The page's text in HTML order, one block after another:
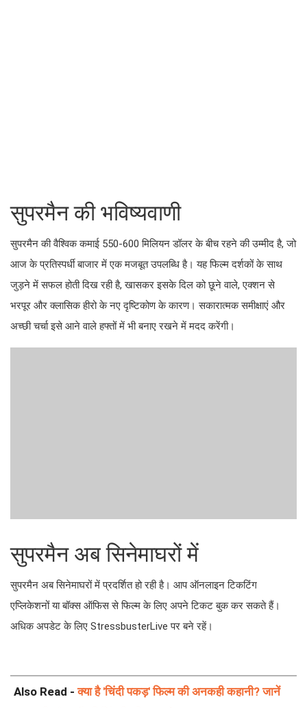
सुपरमैन की भविष्यवाणी
सुपरमैन की वैश्विक कमाई 550-600 मिलियन डॉलर के बीच रहने की उम्मीद है, जो
आज के प्रतिस्पर्धी बाजार में एक मजबूत उपलब्धि है। यह फिल्म दर्शकों के साथ
जुड़ने में सफल होती दिख रही है, खासकर इसके दिल को छूने वाले, एक्शन से
भरपूर और क्लासिक हीरो के नए दृष्टिकोण के कारण। सकारात्मक समीक्षाएं और
अच्छी चर्चा इसे आने वाले हफ्तों में भी बनाए रखने में मदद करेंगी।
सुपरमैन अब सिनेमाघरों में
सुपरमैन अब सिनेमाघरों में प्रदर्शित हो रही है। आप ऑनलाइन टिकटिंग
एप्लिकेशनों या बॉक्स ऑफिस से फिल्म के लिए अपने टिकट बुक कर सकते हैं।
अधिक अपडेट के लिए StressbusterLive पर बने रहें।
Also Read -क्या है 'चिंदी पकड़' फिल्म की अनकही कहानी? जानें